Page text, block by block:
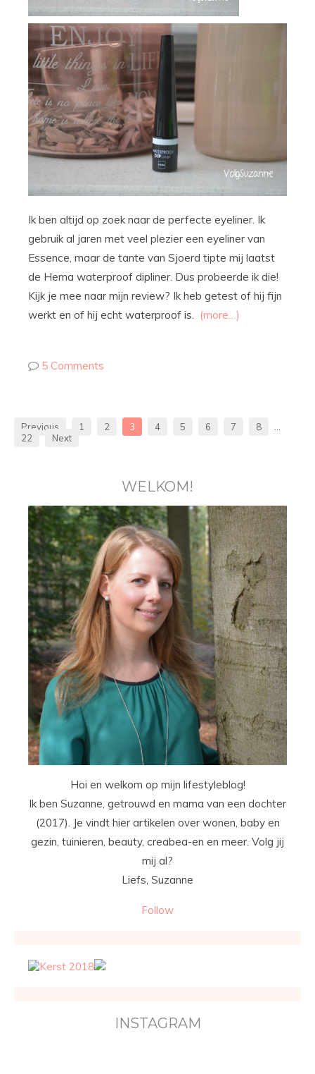
Ik ben altijd op zoek naar de perfecte eyeliner. Ik
gebruik al jaren met veel plezier een eyeliner van
Essence, maar de tante van Sjoerd tipte mij laatst
de Hema waterproof dipliner. Dus probeerde ik die!
Kijk je mee naar mijn review? Ik heb getest of hij fijn
werkt en of hij echt waterproof is. (more…)
5 Comments
Previous 1 2 3 4 5 6 7 8
22
Next
WELKOM!
Hoi en welkom op mijn lifestyleblog!
Ik ben Suzanne, getrouwd en mama van een dochter
(2017). Je vindt hier artikelen over wonen, baby en
gezin, tuinieren, beauty, creabea-en en meer. Volg jij
mij al?
Liefs, Suzanne
Follow
INSTAGRAM